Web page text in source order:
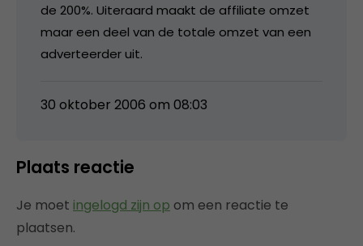
de 200%. Uiteraard maakt de affiliate omzet
maar een deel van de totale omzet van een
adverteerder uit.
30 oktober 2006 om 08:03
Plaats reactie
Je moet ingelogd zijn op om een reactie te
plaatsen.